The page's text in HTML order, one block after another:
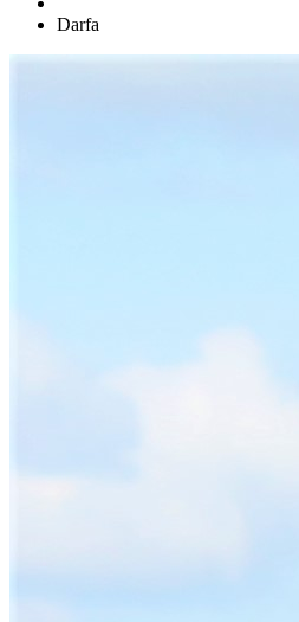
Darfa